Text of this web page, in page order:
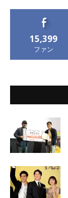
15,399
ファン